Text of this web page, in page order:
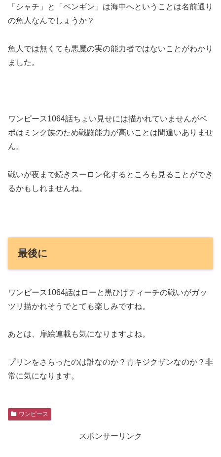
「シャチ」と「ペンギン」は海中へということは名前通り
の魚人なんでしょうか？
魚人では無くても悪魔の実の能力者ではないことがわかり
ました。
ワンピース1064話ちょい見せには描かれていませんがベ
ポはミンク族のため戦闘能力が高いことは間違いありませ
ん。
戦いが夜まで続きスーロン化するところも見ることができ
るかもしれませんね。
最後に
ワンピース1064話はローと黒ひげティーチの戦いがガッ
ツリ描かれそうでとても楽しみですね。
あとは、扉絵連載も気になりますよね。
プリンをさらったのは誰なのか？青キジクザンなのか？非
常に気になります。
ワンピース
スポンサーリンク